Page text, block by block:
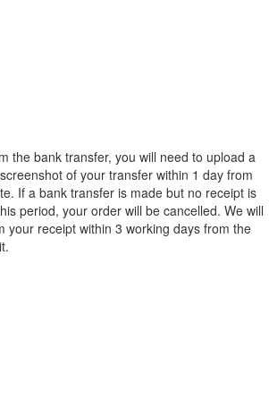
the bank transfer, you will need to upload a
of your transfer within 1 day from
If a bank transfer is made but no receipt is
period, your order will be cancelled. We will
your receipt within 3 working days from the